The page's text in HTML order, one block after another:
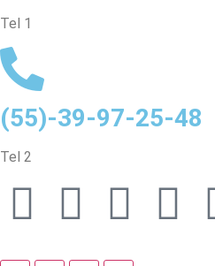
Tel 1
(55)-39-97-25-48
Tel 2